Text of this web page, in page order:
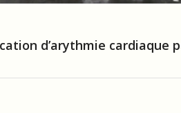
d’arythmie